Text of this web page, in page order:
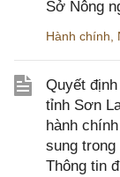
Sở Nông
Hành chính
Quyết
tỉnh Sơn
hành
sung
Thông tin